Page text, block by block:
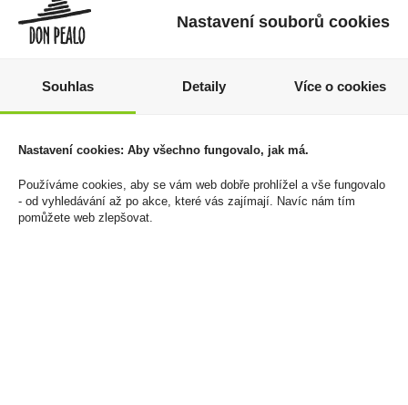
Rulandské šedé
Amethyst Collection
0,75l Vinařství pánů z
Lipé
109 Kč
Turner Dark 40g
Cena za:1 ks
Skladem:
Nastavení souborů cookies
Souhlas Detaily Více o cookies
Nastavení cookies: Aby všechno fungovalo, jak má.
Používáme cookies, aby se vám web dobře prohlížel a vše fungovalo
- od vyhledávání až po akce, které vás zajímají. Navíc nám tím
pomůžete web zlepšovat.